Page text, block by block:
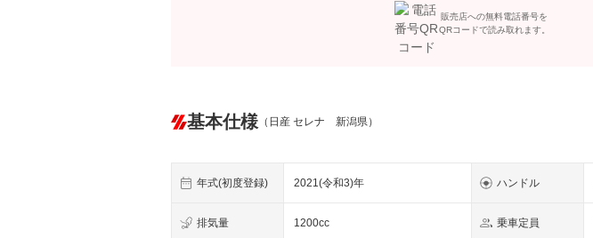
販売店への無料電話番号を
QRコードで読み取れます。
基本仕様 （日産 セレナ 新潟県）
年式(初度登録) 2021(令和3)年 ハンドル
排気量 1200cc 乗車定員